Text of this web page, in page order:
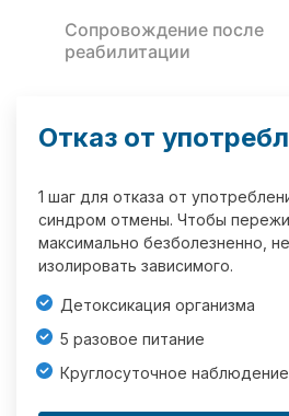
Сопровождение после
реабилитации
Отказ от
1 шаг для отказа от
синдром отмены. Чтобы
максимально безболезненно,
изолировать зависимого.
Детоксикация организма
5 разовое питание
Круглосуточное наблюдение